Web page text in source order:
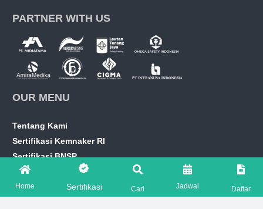
PARTNER WITH US
OUR MENU
Tentang Kami
Sertifikasi Kemnaker RI
Sertifikasi BNSP
Sertifikasi Offshore
Sertifikasi PJK3
Home Sertifikasi Cari Jadwal Daftar